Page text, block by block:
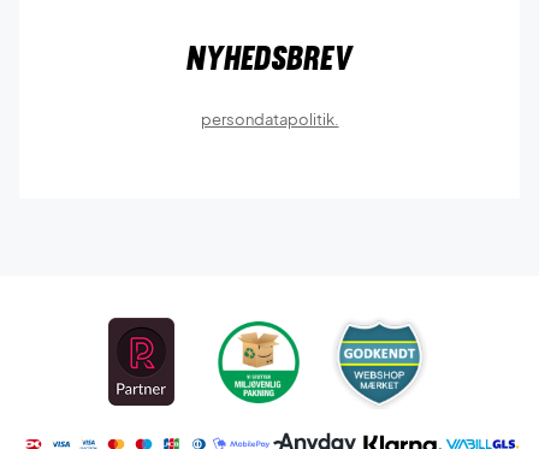
Nyhedsbrev
persondatapolitik.